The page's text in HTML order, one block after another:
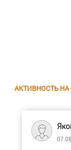
АКТИВНОСТЬ НА